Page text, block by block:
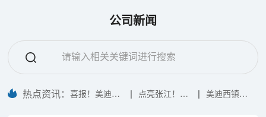
公司新闻
热点资讯：喜报！美迪西
|
点亮张江！献
| 美迪西镇痛